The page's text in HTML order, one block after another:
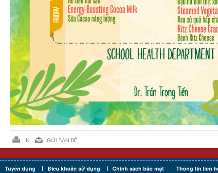
IN GỬI BẠN BÈ
Tuyển dụng Điều khoản sử dụng Chính sách bảo mật Thông tin liên